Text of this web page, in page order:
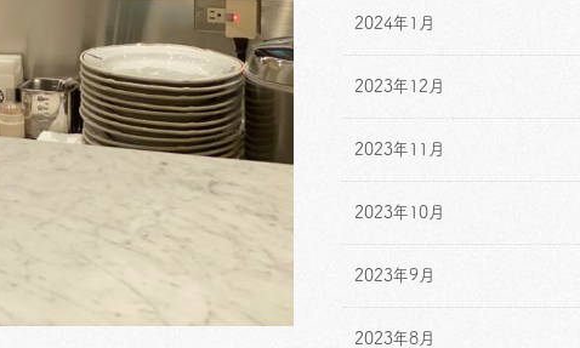
2024年1月
2023年12月
2023年11月
2023年10月
2023年9月
2023年8月